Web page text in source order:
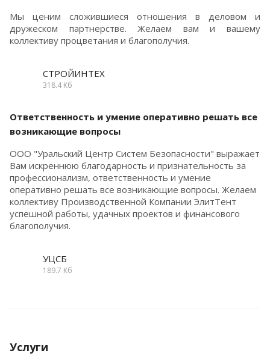
Мы ценим сложившиеся отношения в деловом и
дружеском партнерстве. Желаем вам и вашему
коллективу процветания и благополучия.
СТРОЙИНТЕХ
318.4 Кб
Ответственность и умение оперативно решать все
возникающие вопросы
ООО "Уральский Центр Систем Безопасности" выражает
Вам искреннюю благодарность и признательность за
профессионализм, ответственность и умение
оперативно решать все возникающие вопросы. Желаем
коллективу Производственной Компании ЭлитТент
успешной работы, удачных проектов и финансового
благополучия.
УЦСБ
189.7 Кб
Услуги